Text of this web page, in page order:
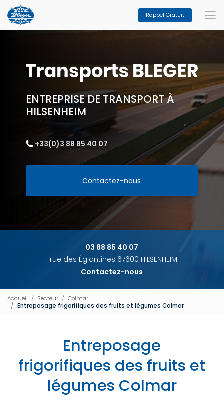
Aller
au
contenu
principal
Rappel Gratuit
ENTREPRISE DE TRANSPORT À
HILSENHEIM
+33(0)3 88 85 40 07
Contactez-nous
03 88 85 40 07
1 rue des Églantines 67600 HILSENHEIM
Contactez-nous
Accueil Secteur
Colmar
Entreposage frigorifiques des fruits et légumes Colmar
Entreposage
frigorifiques des fruits et
légumes Colmar